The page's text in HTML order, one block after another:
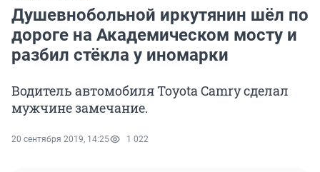
Душевнобольной иркутянин шёл по
дороге на Академическом мосту и
разбил стёкла у иномарки
Водитель автомобиля Toyota Camry сделал
мужчине замечание.
20 сентября 2019, 14:25 1 022